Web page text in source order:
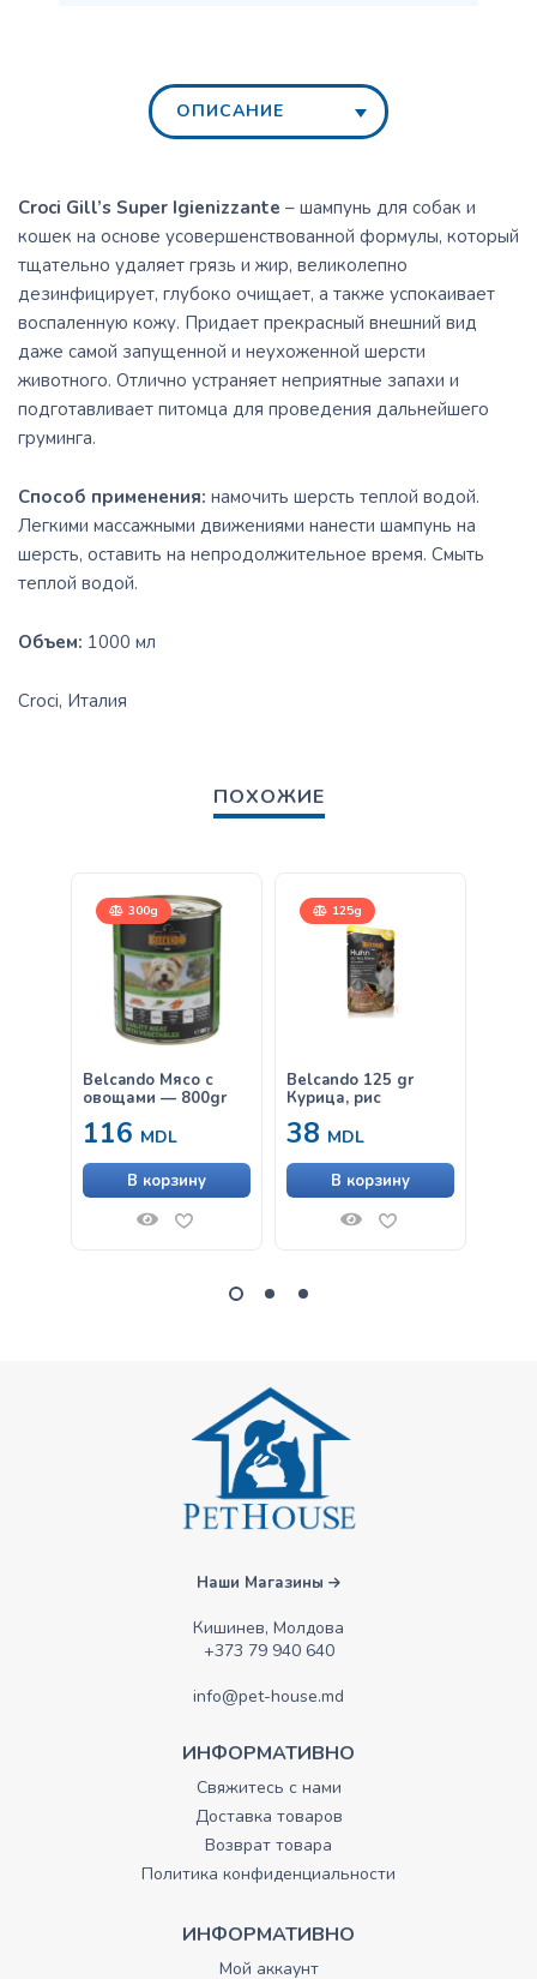
ОПИСАНИЕ
Croci Gill’s Super Igienizzante – шампунь для собак и
кошек на основе усовершенствованной формулы, который
тщательно удаляет грязь и жир, великолепно
дезинфицирует, глубоко очищает, а также успокаивает
воспаленную кожу. Придает прекрасный внешний вид
даже самой запущенной и неухоженной шерсти
животного. Отлично устраняет неприятные запахи и
подготавливает питомца для проведения дальнейшего
груминга.
Способ применения: намочить шерсть теплой водой.
Легкими массажными движениями нанести шампунь на
шерсть, оставить на непродолжительное время. Смыть
теплой водой.
Объем: 1000 мл
Croci, Италия
ПОХОЖИЕ
300g
Belcando Мясо с
овощами — 800gr
116 MDL
В корзину
125g
Belcando 125 gr
Курица, рис
38 MDL
В корзину
Наши Магазины
Кишинев, Молдова
+373 79 940 640
info@pet-house.md
ИНФОРМАТИВНО
Свяжитесь с нами
Доставка товаров
Возврат товара
Политика конфиденциальности
ИНФОРМАТИВНО
Мой аккаунт